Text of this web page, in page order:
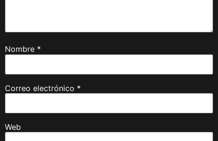
Nombre *
Correo electrónico *
Web